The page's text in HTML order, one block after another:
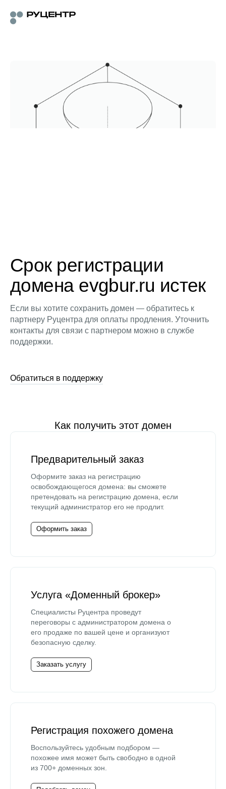
Срок регистрации
домена evgbur.ru истек
Если вы хотите сохранить домен — обратитесь к
партнеру Руцентра для оплаты продления. Уточнить
контакты для связи с партнером можно в службе
поддержки.
Обратиться в поддержку
Как получить этот домен
Предварительный заказ
Оформите заказ на регистрацию
освобождающегося домена: вы сможете
претендовать на регистрацию домена, если
текущий администратор его не продлит.
Оформить заказ
Услуга «Доменный брокер»
Специалисты Руцентра проведут
переговоры с администратором домена о
его продаже по вашей цене и организуют
безопасную сделку.
Заказать услугу
Регистрация похожего домена
Воспользуйтесь удобным подбором —
похожее имя может быть свободно в одной
из 700+ доменных зон.